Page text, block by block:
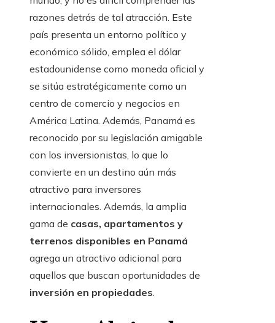
razones detrás de tal atracción. Este
país presenta un entorno político y
económico sólido, emplea el dólar
estadounidense como moneda oficial y
se sitúa estratégicamente como un
centro de comercio y negocios en
América Latina. Además, Panamá es
reconocido por su legislación amigable
con los inversionistas, lo que lo
convierte en un destino aún más
atractivo para inversores
internacionales. Además, la amplia
gama de casas, apartamentos y
terrenos disponibles en Panamá
agrega un atractivo adicional para
aquellos que buscan oportunidades de
inversión en propiedades.